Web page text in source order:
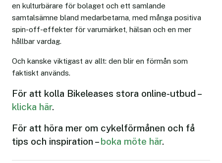
en kulturbärare för bolaget och ett samlande
samtalsämne bland medarbetarna, med många positiva
spin-off-effekter för varumärket, hälsan och en mer
hållbar vardag.
Och kanske viktigast av allt: den blir en förmån som
faktiskt används.
För att kolla Bikeleases stora online-utbud –
klicka här.
För att höra mer om cykelförmånen och få
tips och inspiration –boka möte här.